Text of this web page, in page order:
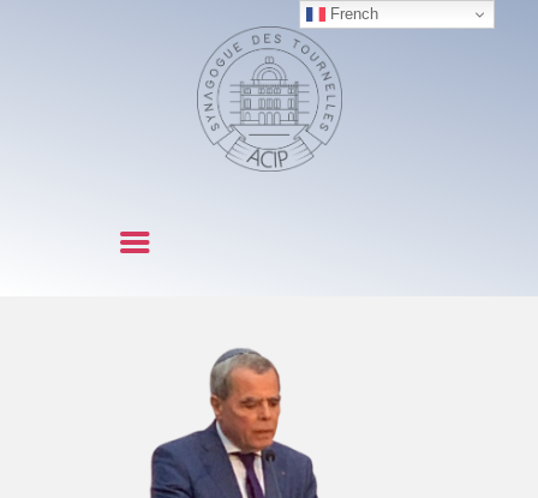
SYNAGOGUE DES TOURNELLES
OFFICES ET FÊTES
NOUS CONTACTER
French